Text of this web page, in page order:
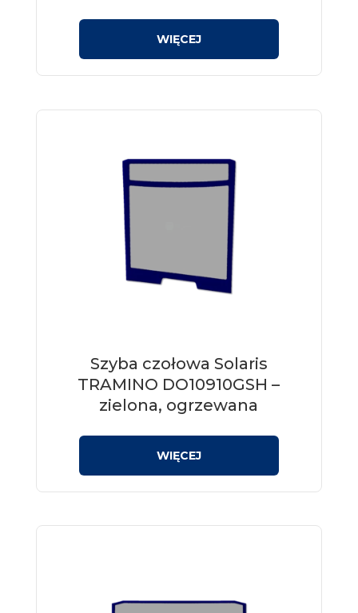
Szyba czołowa Solaris
TRAMINO DO10910GSH –
zielona, ogrzewana